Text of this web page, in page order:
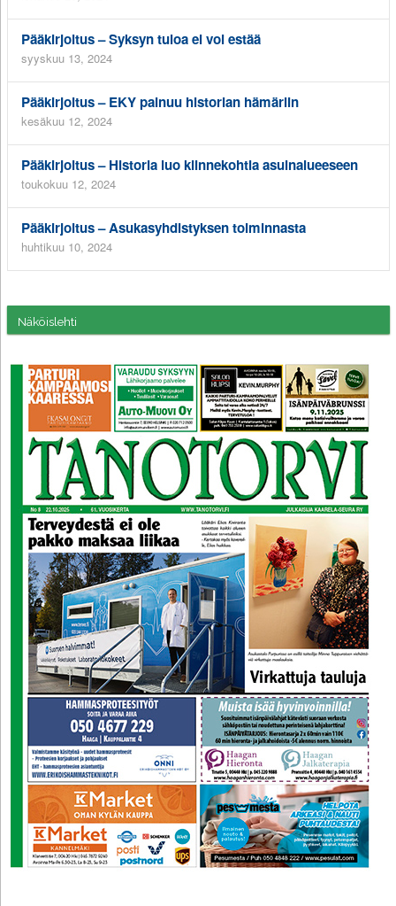
Pääkirjoitus – Syksyn tuloa ei voi estää
syyskuu 13, 2024
Pääkirjoitus – EKY painuu historian hämäriin
kesäkuu 12, 2024
Pääkirjoitus – Historia luo kiinnekohtia asuinalueeseen
toukokuu 12, 2024
Pääkirjoitus – Asukasyhdistyksen toiminnasta
huhtikuu 10, 2024
Näköislehti